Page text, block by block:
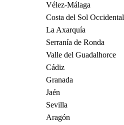
Vélez-Málaga
Costa del Sol Occidental
La Axarquía
Serranía de Ronda
Valle del Guadalhorce
Cádiz
Granada
Jaén
Sevilla
Aragón